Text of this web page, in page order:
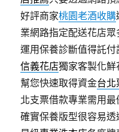
好評商家桃園老酒收購
業網路指定配送花店眾
運用保養診斷值得託
信義花店獨家客製化
幫您快速取得資金台北
北支票借款專業需用
確實保養版型很容易